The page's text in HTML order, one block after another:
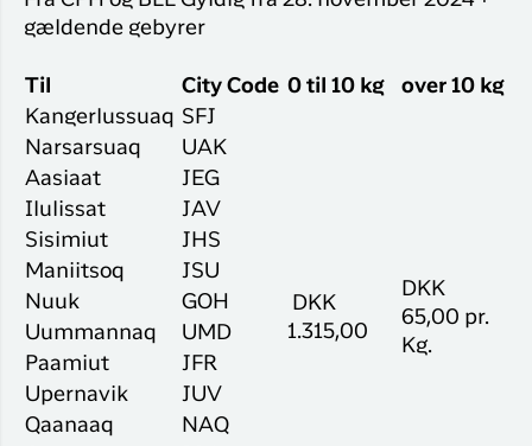
gældende gebyrer
Til City Code 0 til 10 kg
over 10 kg
Kangerlussuaq SFJ
DKK
1.315,00
DKK
65,00 pr.
Kg.
Narsarsuaq
UAK
Aasiaat
JEG
Ilulissat
JAV
Sisimiut
JHS
Maniitsoq
JSU
Nuuk
GOH
Uummannaq
UMD
Paamiut
JFR
Upernavik
JUV
Qaanaaq
NAQ